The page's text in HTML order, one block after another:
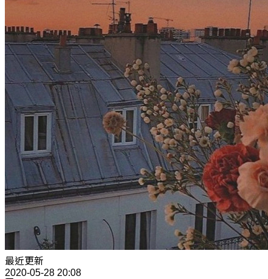
最近更新
2020-05-28 20:08